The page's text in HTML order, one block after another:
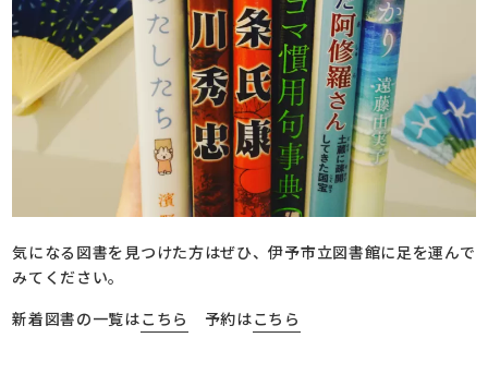
気になる図書を見つけた方はぜひ、伊予市立図書館に足を運んで
みてください。
新着図書の一覧はこちら 予約はこちら